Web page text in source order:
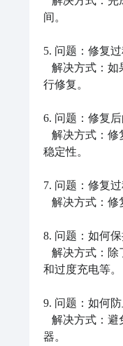
间。
5. 问题：修复
行修复。
6. 问题：修复
稳定性。
7. 问题：修复
8. 问题：如何
和过度充电等。
9. 问题：如何
器。